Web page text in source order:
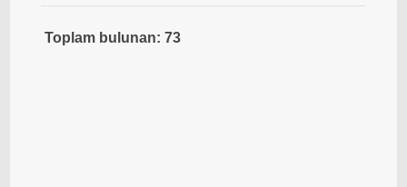
Toplam bulunan: 73